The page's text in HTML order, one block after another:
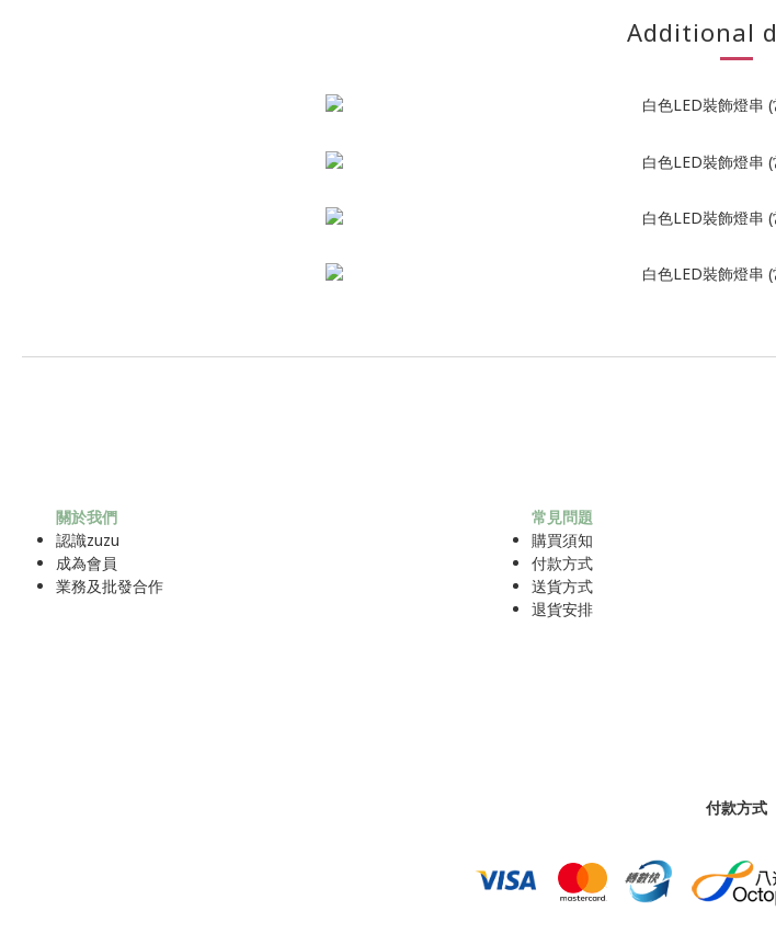
Additional
關於我們
認識zuzu
成為會員
業務及批發合作
常見問題
購買須知
付款方式
送貨方式
退貨安排
付款方式